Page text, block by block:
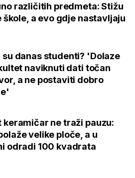
različitih predmeta: Stižu
škole, a evo gdje nastavljaju
su danas studenti? 'Dolaze
naviknuti dati točan
a ne postaviti dobro
keramičar ne traži pauzu:
velike ploče, a u
odradi 100 kvadrata